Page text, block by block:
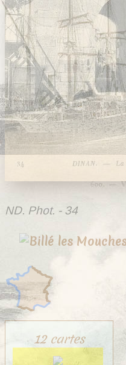
ND. Phot. - 34
12 cartes